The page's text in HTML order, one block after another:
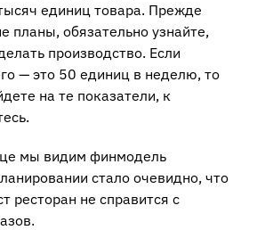
единиц товара. Прежде
планы, обязательно узнайте,
производство. Если
— это 50 единиц в неделю, то
на те показатели, к
мы видим финмодель
стало очевидно, что
ресторан не справится с